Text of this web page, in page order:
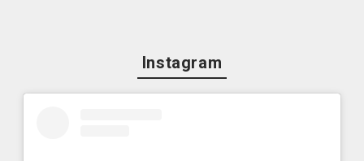
Instagram